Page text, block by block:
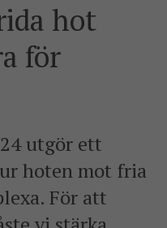
med civil personal
som
har fått sitt
hot
för
utgör ett
hoten mot fria
För att